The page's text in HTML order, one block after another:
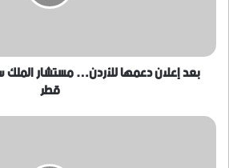
رسالة
قطر
بعد إعلان دعمها للأردن… مستشار الملك
قطر
مدير